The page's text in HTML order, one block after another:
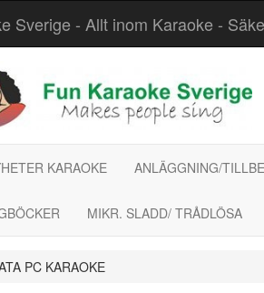
Sverige - Allt inom Karaoke -
KARAOKE ANLÄGGNING/
MIKR. SLADD/ TRÅDLÖSA
PC KARAOKE